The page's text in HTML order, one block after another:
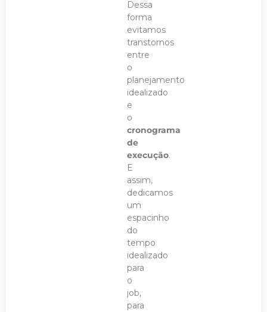
Dessa
forma
evitamos
transtornos
entre
o
planejamento
idealizado
e
o
cronograma
de
execução.
E
assim,
dedicamos
um
espacinho
do
tempo
idealizado
para
o
job,
para